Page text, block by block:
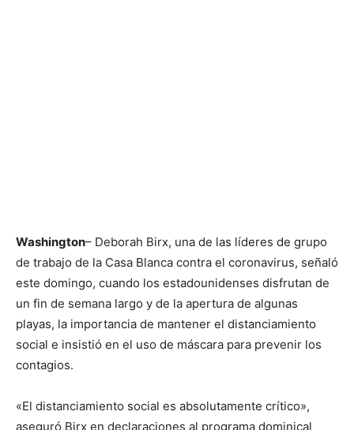
Washington– Deborah Birx, una de las líderes de grupo
de trabajo de la Casa Blanca contra el coronavirus, señaló
este domingo, cuando los estadounidenses disfrutan de
un fin de semana largo y de la apertura de algunas
playas, la importancia de mantener el distanciamiento
social e insistió en el uso de máscara para prevenir los
contagios.
«El distanciamiento social es absolutamente crítico»,
aseguró Birx en declaraciones al programa dominical